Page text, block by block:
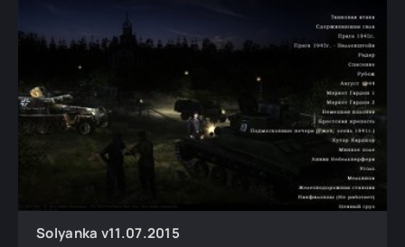
Solyanka v11.07.2015